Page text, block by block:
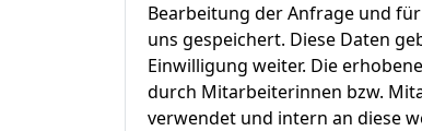
Bearbeitung der Anfrage und
uns gespeichert. Diese Daten
Einwilligung weiter. Die
durch Mitarbeiterinnen bzw.
verwendet und intern an diese